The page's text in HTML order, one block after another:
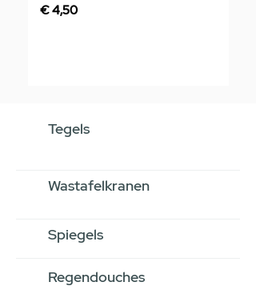
Prijs
€ 4,50
Tegels
Wastafelkranen
Spiegels
Regendouches